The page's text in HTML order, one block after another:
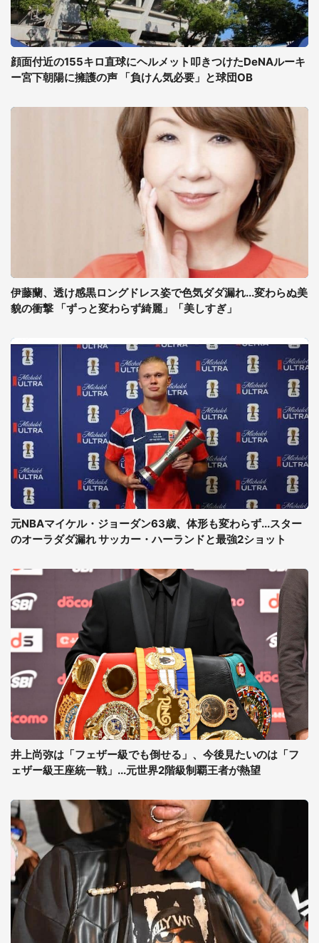
顔面付近の155キロ直球にヘルメット叩きつけたDeNAルーキ
ー宮下朝陽に擁護の声 「負けん気必要」と球団OB
伊藤蘭、透け感黒ロングドレス姿で色気ダダ漏れ...変わらぬ美
貌の衝撃 「ずっと変わらず綺麗」「美しすぎ」
元NBAマイケル・ジョーダン63歳、体形も変わらず...スター
のオーラダダ漏れ サッカー・ハーランドと最強2ショット
井上尚弥は「フェザー級でも倒せる」、今後見たいのは「フ
ェザー級王座統一戦」...元世界2階級制覇王者が熱望